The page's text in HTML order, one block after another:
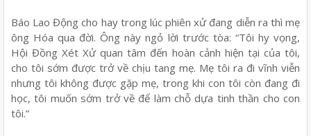
Báo Lao Động cho hay trong lúc phiên xử đang diễn ra thì mẹ
ông Hóa qua đời. Ông này ngỏ lời trước tòa: “Tôi hy vọng,
Hội Đồng Xét Xử quan tâm đến hoàn cảnh hiện tại của tôi,
cho tôi sớm được trở về chịu tang mẹ. Mẹ tôi ra đi vĩnh viễn
nhưng tôi không được gặp mẹ, trong khi con tôi còn đang đi
học, tôi muốn sớm trở về để làm chỗ dựa tinh thần cho con
tôi.”